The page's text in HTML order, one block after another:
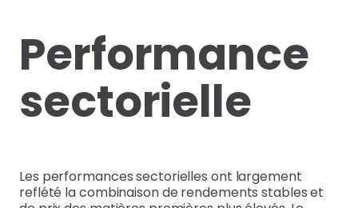
Performance
sectorielle
Les performances sectorielles ont largement
reflété la combinaison de rendements stables et